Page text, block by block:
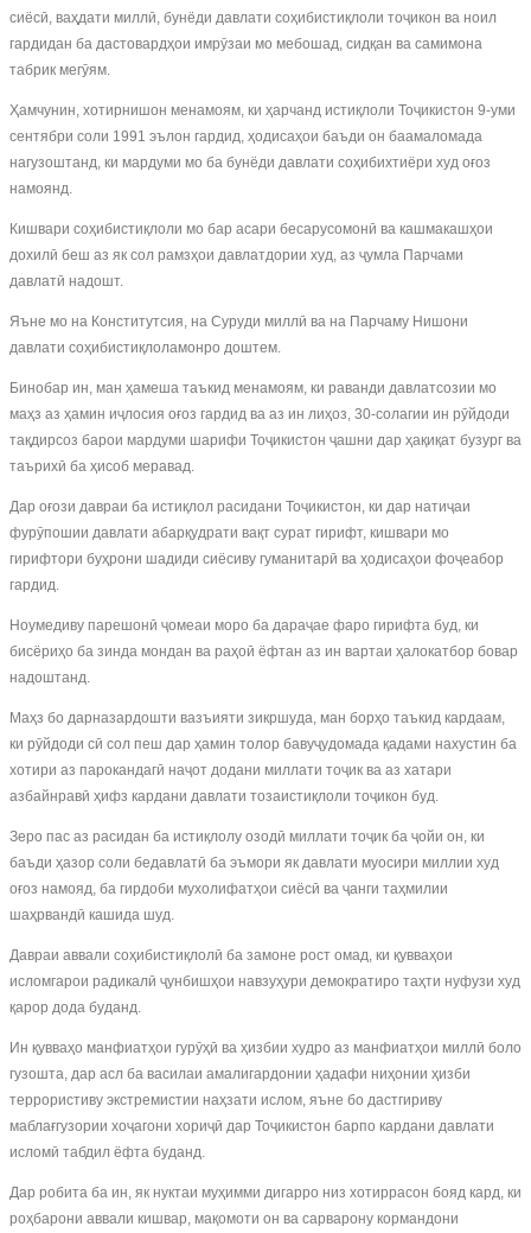
сиёсӣ, ваҳдати миллӣ, бунёди давлати соҳибистиқлоли тоҷикон ва ноил
гардидан ба дастовардҳои имрӯзаи мо мебошад, сидқан ва самимона
табрик мегӯям.
Ҳамчунин, хотирнишон менамоям, ки ҳарчанд истиқлоли Тоҷикистон 9-уми
сентябри соли 1991 эълон гардид, ҳодисаҳои баъди он баамаломада
нагузоштанд, ки мардуми мо ба бунёди давлати соҳибихтиёри худ оғоз
намоянд.
Кишвари соҳибистиқлоли мо бар асари бесарусомонӣ ва кашмакашҳои
дохилӣ беш аз як сол рамзҳои давлатдории худ, аз ҷумла Парчами
давлатӣ надошт.
Яъне мо на Конститутсия, на Суруди миллӣ ва на Парчаму Нишони
давлати соҳибистиқлоламонро доштем.
Бинобар ин, ман ҳамеша таъкид менамоям, ки раванди давлатсозии мо
маҳз аз ҳамин иҷлосия оғоз гардид ва аз ин лиҳоз, 30-солагии ин рӯйдоди
тақдирсоз барои мардуми шарифи Тоҷикистон ҷашни дар ҳақиқат бузург ва
таърихӣ ба ҳисоб меравад.
Дар оғози давраи ба истиқлол расидани Тоҷикистон, ки дар натиҷаи
фурӯпошии давлати абарқудрати вақт сурат гирифт, кишвари мо
гирифтори буҳрони шадиди сиёсиву гуманитарӣ ва ҳодисаҳои фоҷеабор
гардид.
Ноумедиву парешонӣ ҷомеаи моро ба дараҷае фаро гирифта буд, ки
бисёриҳо ба зинда мондан ва раҳоӣ ёфтан аз ин вартаи ҳалокатбор бовар
надоштанд.
Маҳз бо дарназардошти вазъияти зикршуда, ман борҳо таъкид кардаам,
ки рӯйдоди сӣ сол пеш дар ҳамин толор бавуҷудомада қадами нахустин ба
хотири аз парокандагӣ наҷот додани миллати тоҷик ва аз хатари
азбайнравӣ ҳифз кардани давлати тозаистиқлоли тоҷикон буд.
Зеро пас аз расидан ба истиқлолу озодӣ миллати тоҷик ба ҷойи он, ки
баъди ҳазор соли бедавлатӣ ба эъмори як давлати муосири миллии худ
оғоз намояд, ба гирдоби мухолифатҳои сиёсӣ ва ҷанги таҳмилии
шаҳрвандӣ кашида шуд.
Давраи аввали соҳибистиқлолӣ ба замоне рост омад, ки қувваҳои
исломгарои радикалӣ ҷунбишҳои навзуҳури демократиро таҳти нуфузи худ
қарор дода буданд.
Ин қувваҳо манфиатҳои гурӯҳӣ ва ҳизбии худро аз манфиатҳои миллӣ боло
гузошта, дар асл ба василаи амалигардонии ҳадафи ниҳонии ҳизби
террористиву экстремистии наҳзати ислом, яъне бо дастгириву
маблағгузории хоҷагони хориҷӣ дар Тоҷикистон барпо кардани давлати
исломӣ табдил ёфта буданд.
Дар робита ба ин, як нуктаи муҳимми дигарро низ хотиррасон бояд кард, ки
роҳбарони аввали кишвар, мақомоти он ва сарварону кормандони